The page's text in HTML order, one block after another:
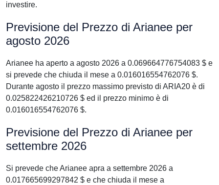
investire.
Previsione del Prezzo di Arianee per
agosto 2026
Arianee ha aperto a agosto 2026 a 0.069664776754083 $ e
si prevede che chiuda il mese a 0.016016554762076 $.
Durante agosto il prezzo massimo previsto di ARIA20 è di
0.025822426210726 $ ed il prezzo minimo è di
0.016016554762076 $.
Previsione del Prezzo di Arianee per
settembre 2026
Si prevede che Arianee apra a settembre 2026 a
0.017665699297842 $ e che chiuda il mese a